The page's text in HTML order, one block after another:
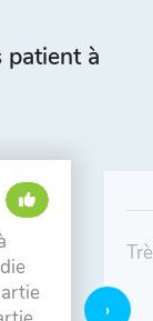
patient à